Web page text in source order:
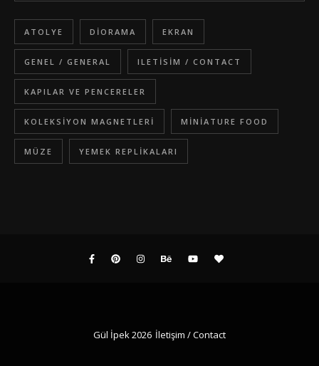
ATOLYE DIORAMA EKRAN
GENEL / GENERAL ILETISIM / CONTACT
KAPILAR VE PENCERELER
KOLEKSIYON MAGNETLERI MINIATURE FOOD
MÜZE YEMEK REPLIKALARI
Gül İpek 2026 İletişim / Contact